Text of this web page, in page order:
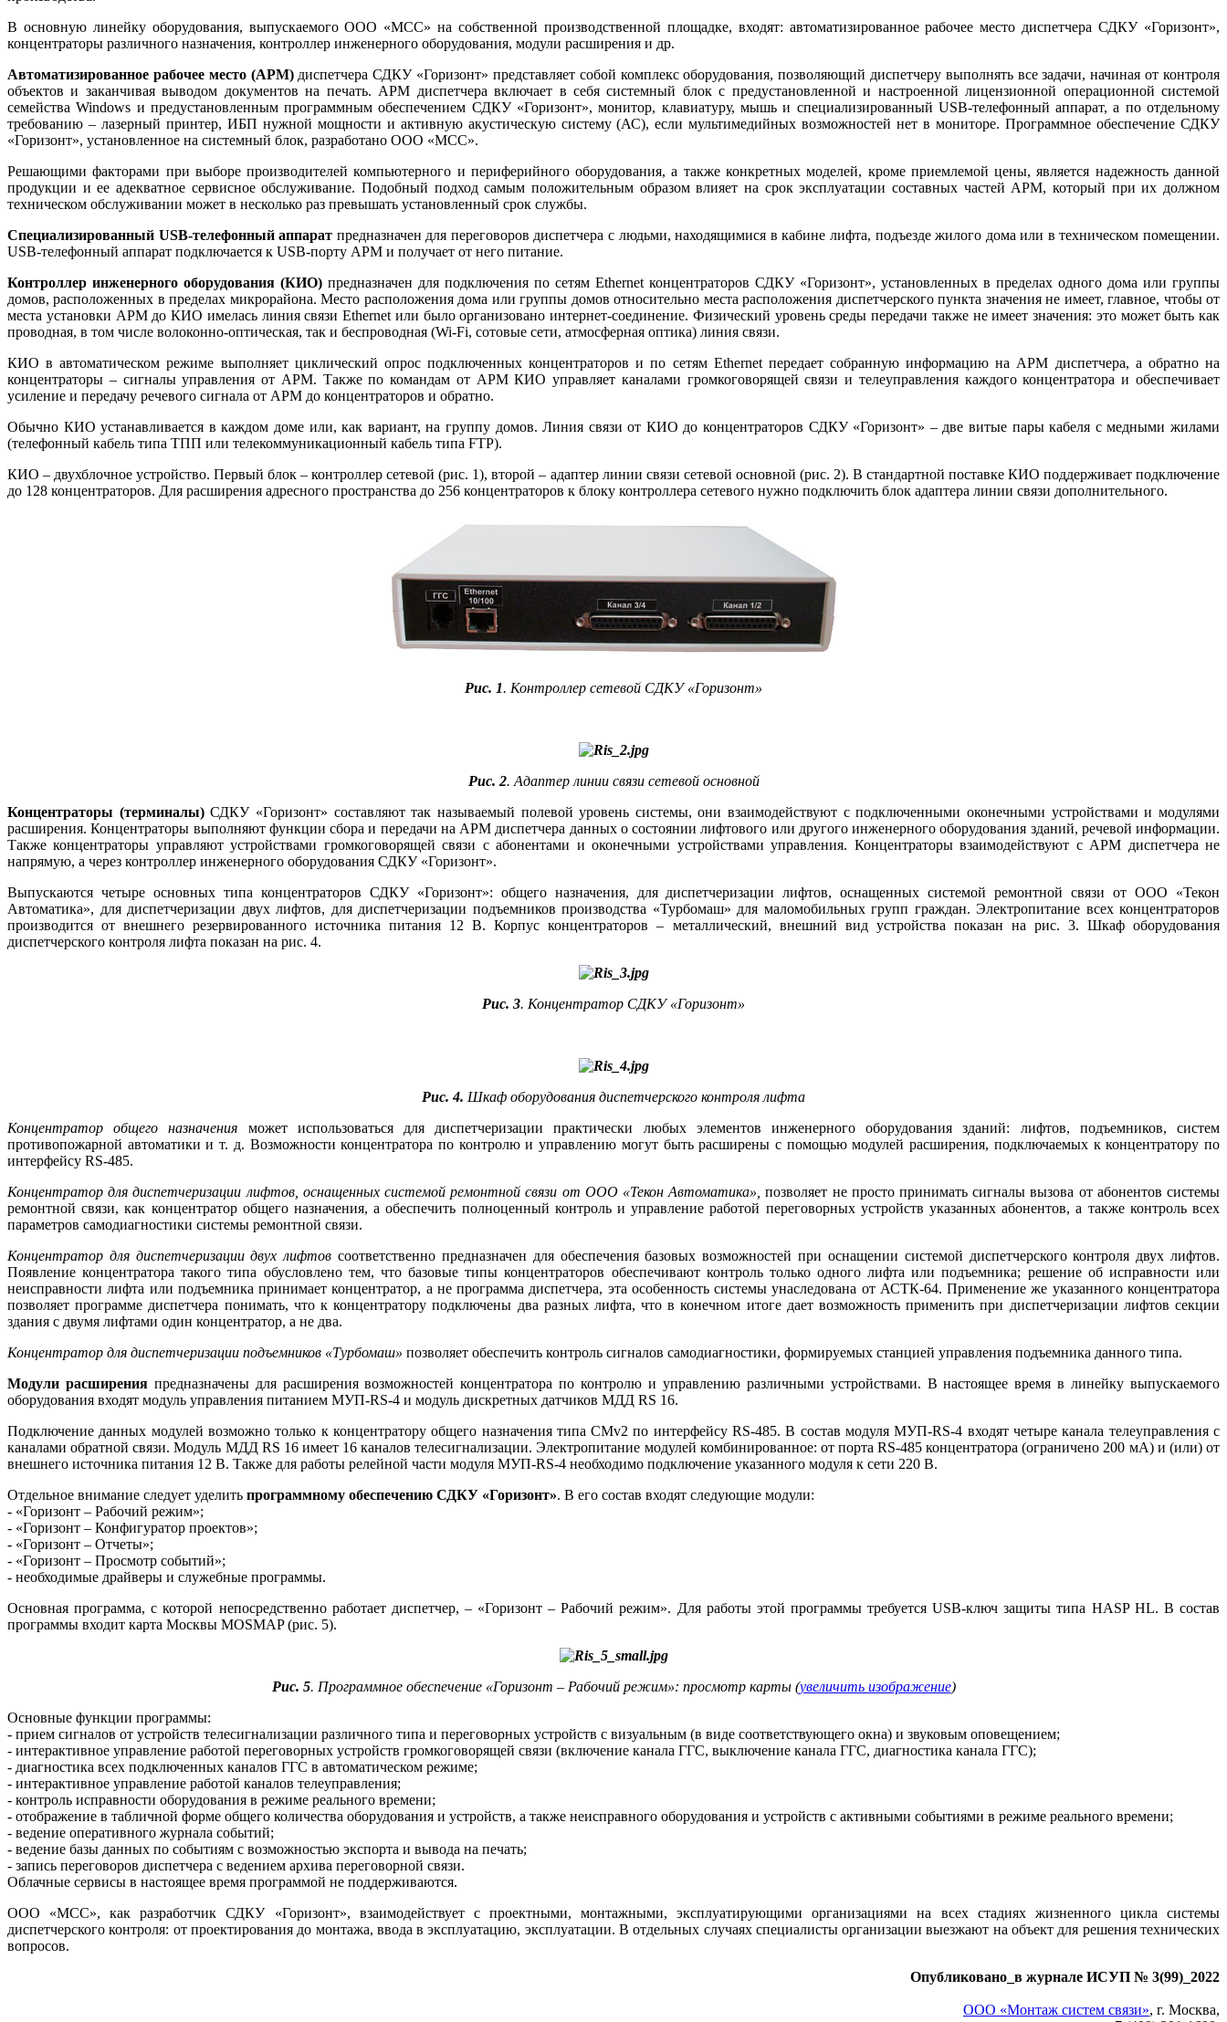
В основную линейку оборудования, выпускаемого ООО «МСС» на собственной производственной площадке, входят: автоматизированное рабочее место диспетчера СДКУ «Горизонт»,
концентраторы различного назначения, контроллер инженерного оборудования, модули расширения и др.
Автоматизированное рабочее место (АРМ)диспетчера СДКУ «Горизонт» представляет собой комплекс оборудования, позволяющий диспетчеру выполнять все задачи, начиная от контроля
объектов и заканчивая выводом документов на печать. АРМ диспетчера включает в се­бя системный блок с предустановленной и настроенной лицензионной операционной системой
семейства Windows и предустановленным программным обеспечением СДКУ «Горизонт», монитор, клавиатуру, мышь и специализированный USB-телефонный аппарат, а по отдельному
требованию – лазерный принтер, ИБП нужной мощности и активную акустическую систему (АС), если мультимедийных возможностей нет в мониторе. Программное обеспечение СДКУ
«Горизонт», установленное на системный блок, разработано ООО «МСС».
Решающими факторами при выборе производителей компьютерного и периферийного оборудования, а также конкретных моделей, кроме приемлемой це­ны, является надежность данной
продукции и ее адекватное сервисное обслуживание. Подобный подход самым положительным образом влияет на срок эксплуатации составных частей АРМ, который при их должном
техническом обслуживании может в несколько раз превышать установленный срок службы.
Специализированный USB-телефонный аппарат предназначен для переговоров диспетчера с людьми, находящимися в кабине лифта, подъезде жилого до­ма или в техническом помещении.
USB-телефонный аппарат подключается к USB-порту АРМ и получает от не­го питание.
Контроллер инженерного оборудования (КИО) предназначен для подключения по сетям Ethernet концентраторов СДКУ «Горизонт», установленных в пределах одного до­ма или группы
домов, расположенных в пределах микрорайона. Место расположения до­ма или группы домов относительно места расположения диспетчерского пункта значения не имеет, главное, чтобы от
места установки АРМ до КИО имелась линия связи Ethernet или бы­ло организовано интернет-соединение. Физический уровень среды передачи также не имеет значения: это может быть как
проводная, в том числе волоконно-оптическая, так и беспроводная (Wi-Fi, сотовые се­ти, атмосферная оптика) линия связи.
КИО в автоматическом режиме выполняет циклический опрос подключенных концентраторов и по сетям Ethernet передает собранную информацию на АРМ диспетчера, а обратно на
концентраторы – сигналы управления от АРМ. Также по командам от АРМ КИО управляет каналами громкоговорящей связи и телеуправления каждого концентратора и обеспечивает
усиление и передачу речевого сигнала от АРМ до концентраторов и обратно.
Обычно КИО устанавливается в каждом до­ме или, как вариант, на группу домов. Линия связи от КИО до концентраторов СДКУ «Горизонт» – две витые па­ры кабеля с медными жилами
(телефонный кабель ти­па ТПП или телекоммуникационный кабель ти­па FTP).
КИО – двухблочное устройство. Первый блок – контроллер сетевой (рис. 1), второй – адаптер линии связи сетевой основной (рис. 2). В стандартной поставке КИО поддерживает подключение
до 128 концентраторов. Для расширения адресного пространства до 256 концентраторов к блоку контроллера сетевого нужно подключить блок адаптера линии связи дополнительного.
Рис. 1. Контроллер сетевой СДКУ «Горизонт»
Рис. 2. Адаптер линии связи сетевой основной
Концентраторы (терминалы)СДКУ «Горизонт» составляют так называемый полевой уровень системы, они взаимодействуют с подключенными оконечными устройствами и модулями
расширения. Концентраторы выполняют функции сбора и передачи на АРМ диспетчера данных о состоянии лифтового или другого инженерного оборудования зданий, речевой информации.
Также концентраторы управляют устройствами громкоговорящей связи с абонентами и оконечными устройствами управления. Концентраторы взаимодействуют с АРМ диспетчера не
напрямую, а через контроллер инженерного оборудования СДКУ «Горизонт».
Выпускаются четыре основных ти­па концентраторов СДКУ «Горизонт»: общего назначения, для диспетчеризации лифтов, оснащенных системой ремонтной связи от ООО «Текон
Автоматика», для диспетчеризации двух лифтов, для диспетчеризации подъемников производства «Турбомаш» для маломобильных групп граждан. Электропитание всех концентраторов
производится от внешнего резервированного источника питания 12 В. Корпус концентраторов – металлический, внешний вид устройства показан на рис. 3. Шкаф оборудования
диспетчерского контроля лифта показан на рис. 4.
Рис. 3. Концентратор СДКУ «Горизонт»
Рис. 4. Шкаф оборудования диспетчерского контроля лифта
Концентратор общего назначения может использоваться для диспетчеризации практически любых элементов инженерного оборудования зданий: лифтов, подъемников, систем
противопожарной автоматики и т. д. Возможности концентратора по контролю и управлению могут быть расширены с помощью модулей расширения, подключаемых к концентратору по
интерфейсу RS-485.
Концентратор для диспетчеризации лифтов, оснащенных системой ремонтной связи от ООО «Текон Автоматика», позволяет не просто принимать сигналы вызова от абонентов системы
ремонтной связи, как концентратор общего назначения, а обеспечить полноценный контроль и управление работой переговорных устройств указанных абонентов, а также контроль всех
параметров самодиагностики системы ремонтной связи.
Концентратор для диспетчеризации двух лифтовсоответственно предназначен для обеспечения базовых возможностей при оснащении системой диспетчерского контроля двух лифтов.
Появление концентратора такого ти­па обусловлено тем, что базовые ти­пы концентраторов обеспечивают контроль только одного лифта или подъемника; решение об исправности или
неисправности лифта или подъемника принимает концентратор, а не программа диспетчера, эта особенность системы унаследована от АСТК-64. Применение же указанного концентратора
позволяет программе диспетчера понимать, что к концентратору подключены два разных лифта, что в конечном итоге дает возможность применить при диспетчеризации лифтов секции
здания с двумя лифтами один концентратор, а не два.
Концентратор для диспетчеризации подъемников «Турбомаш» позволяет обеспечить контроль сигналов самодиагностики, формируемых станцией управления подъемника данного типа.
Модули расширенияпредназначены для расширения возможностей концентратора по контролю и управлению различными устройствами. В настоящее время в линейку выпускаемого
оборудования входят модуль управления питанием МУП-RS-4 и модуль дискретных датчиков МДД RS 16.
Подключение данных модулей возможно только к концентратору общего назначения типа СМv2 по интерфейсу RS-485. В состав модуля МУП-RS-4 входят четыре канала телеуправления с
каналами обратной связи. Модуль МДД RS 16 имеет 16 каналов телесигнализации. Электропитание модулей комбинированное: от порта RS-485 концентратора (ограничено 200 мА) и (или) от
внешнего источника питания 12 В. Также для работы релейной части модуля МУП-RS-4 необходимо подключение указанного модуля к се­ти 220 В.
Отдельное внимание следует уделить программному обеспечению СДКУ «Горизонт». В его состав входят следующие модули:
- «Горизонт – Рабочий режим»;
- «Горизонт – Конфигуратор про­ектов»;
- «Горизонт – Отчеты»;
- «Горизонт – Просмотр событий»;
- необходимые драйверы и служебные программы.
Основная программа, с которой непосредственно работает диспетчер, – «Горизонт – Рабочий режим». Для работы этой программы требуется USB-ключ защиты ти­па HASP HL. В состав
программы входит карта Москвы MOSMAP (рис. 5).
Рис. 5. Программное обеспечение «Горизонт – Рабочий режим»: просмотр карты (увеличить изображение)
Основные функции программы:
- прием сигналов от устройств телесигнализации различного типа и переговорных устройств с визуальным (в ви­де соответствующего окна) и звуковым оповещением;
- интерактивное управление работой переговорных устройств громкоговорящей связи (включение канала ГГС, выключение канала ГГС, диагностика канала ГГС);
- диагностика всех подключенных каналов ГГС в автоматическом режиме;
- интерактивное управление работой каналов телеуправления;
- контроль исправности оборудования в режиме реального времени;
- отображение в табличной форме общего количества оборудования и устройств, а также неисправного оборудования и устройств с активными событиями в режиме реального времени;
- ведение оперативного журнала событий;
- ведение базы данных по событиям с возможностью экспорта и вывода на печать;
- запись переговоров диспетчера с ведением архива переговорной связи.
Облачные сервисы в настоящее время программой не поддерживаются.
ООО «МСС», как разработчик СДКУ «Горизонт», взаимодействует с проектными, монтажными, эксплуатирующими организациями на всех стадиях жизненного цикла системы
диспетчерского контроля: от проектирования до монтажа, ввода в эксплуатацию, эксплуатации. В отдельных случаях специалисты организации выезжают на объект для решения технических
вопросов.
Опубликовано_в журнале ИСУП № 3(99)_2022
ООО «Монтаж систем связи», г. Москва,